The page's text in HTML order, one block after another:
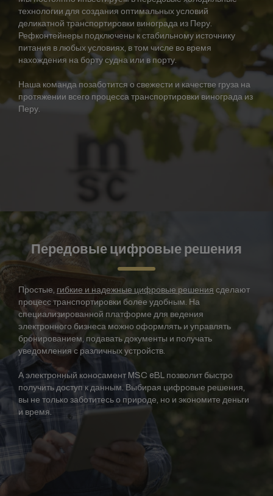
технологии для создания оптимальных условий
деликатной транспортировки винограда из Перу.
Рефконтейнеры подключены к стабильному источнику
питания в любых условиях, в том числе во время
нахождения на борту судна или в порту.
Наша команда позаботится о свежести и качестве груза на
протяжении всего процесса транспортировки винограда из
Перу.
Передовые цифровые решения
Простые, гибкие и надежные цифровые решения сделают
процесс транспортировки более удобным. На
специализированной платформе для ведения
электронного бизнеса можно оформлять и управлять
бронированием, подавать документы и получать
уведомления с различных устройств.
А электронный коносамент MSC eBL позволит быстро
получить доступ к данным. Выбирая цифровые решения,
вы не только заботитесь о природе, но и экономите деньги
и время.